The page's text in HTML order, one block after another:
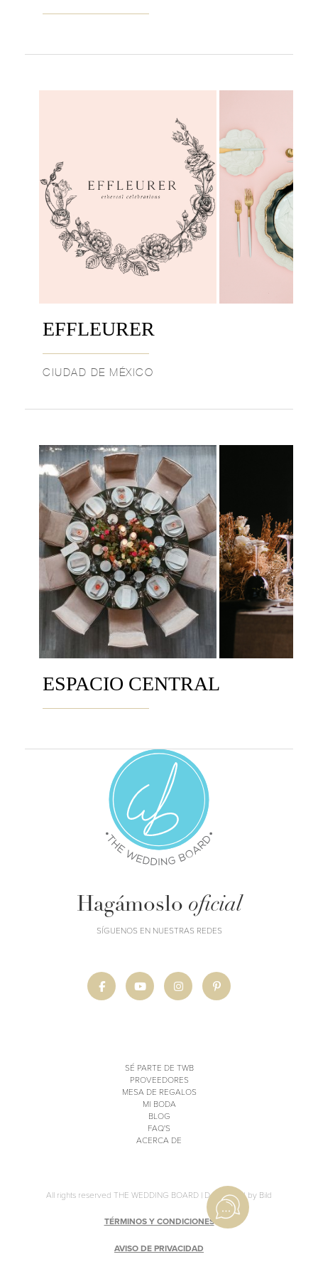
EFFLEURER
CIUDAD DE MÉXICO
ESPACIO CENTRAL
Hagámoslo oficial
SÍGUENOS EN NUESTRAS REDES
SÉ PARTE DE TWB
PROVEEDORES
MESA DE REGALOS
MI BODA
BLOG
FAQ'S
ACERCA DE
All rights reserved THE WEDDING BOARD | Developed by Bild
TÉRMINOS Y CONDICIONES
AVISO DE PRIVACIDAD